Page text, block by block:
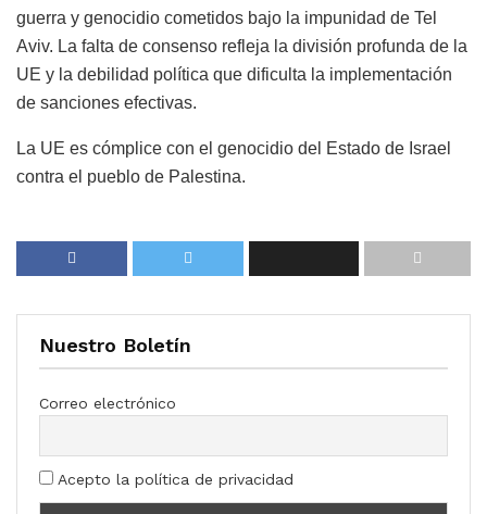
guerra y genocidio cometidos bajo la impunidad de Tel
Aviv. La falta de consenso refleja la división profunda de la
UE y la debilidad política que dificulta la implementación
de sanciones efectivas.
La UE es cómplice con el genocidio del Estado de Israel
contra el pueblo de Palestina.
Nuestro Boletín
Correo electrónico
Acepto la política de privacidad